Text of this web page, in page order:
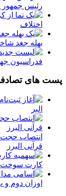
رئیس جمهور
اختلاف
بهله جغد
فدراسیون
پست های
البر
انتصاب حجت‌
قرآنی البرز
کارت سوخت
اوزان دوم و